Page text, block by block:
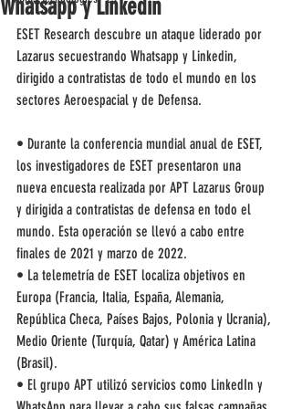
Whatsapp y Linkedin
ESET Research descubre un ataque liderado por
Lazarus secuestrando Whatsapp y Linkedin,
dirigido a contratistas de todo el mundo en los
sectores Aeroespacial y de Defensa.
• Durante la conferencia mundial anual de ESET,
los investigadores de ESET presentaron una
nueva encuesta realizada por APT Lazarus Group
y dirigida a contratistas de defensa en todo el
mundo. Esta operación se llevó a cabo entre
finales de 2021 y marzo de 2022.
• La telemetría de ESET localiza objetivos en
Europa (Francia, Italia, España, Alemania,
República Checa, Países Bajos, Polonia y Ucrania),
Medio Oriente (Turquía, Qatar) y América Latina
(Brasil).
• El grupo APT utilizó servicios como LinkedIn y